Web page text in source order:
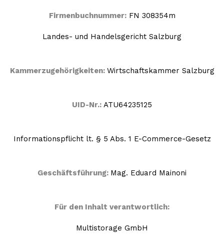
Firmenbuchnummer:FN 308354m
Landes- und Handelsgericht Salzburg
Kammerzugehörigkeiten: Wirtschaftskammer Salzburg
UID-Nr.: ATU64235125
Informationspflicht lt. § 5 Abs. 1 E-Commerce-Gesetz
Geschäftsführung: Mag. Eduard Mainoni
Für den Inhalt verantwortlich:
Multistorage GmbH